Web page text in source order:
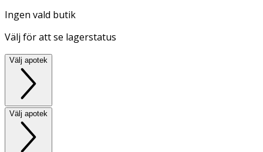
Ingen vald butik
Välj för att se lagerstatus
Välj apotek
Välj apotek